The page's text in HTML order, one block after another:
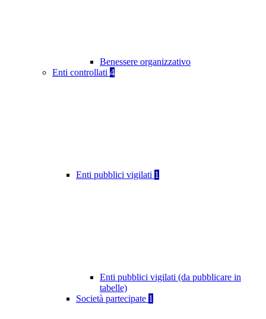
Benessere organizzativo
Enti controllati 4
Enti pubblici vigilati 1
Enti pubblici vigilati (da pubblicare in
tabelle)
Società partecipate 1